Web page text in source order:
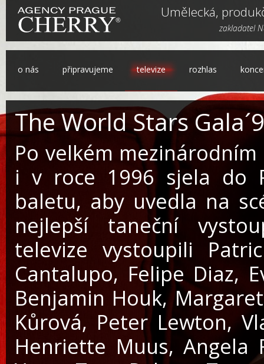
Umělecká,
zakladatel
o nás připravujeme televize rozhlas
The World Stars
Po velkém
i v roce 1996 sjela do
baletu, aby uvedla na
nejlepší taneční
televize vystoupili
Cantalupo, Felipe Diaz,
Benjamin Houk,
Kůrová, Peter Lewton,
Henriette Muus, Angela